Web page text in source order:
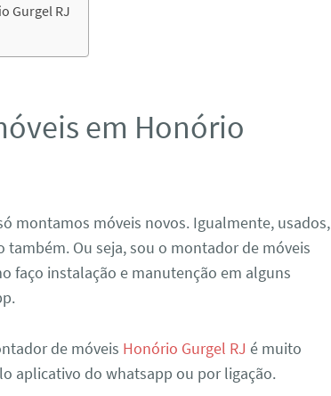
Gurgel RJ
em Honório
montamos móveis novos. Igualmente, usados,
também. Ou seja, sou o montador de móveis
faço instalação e manutenção em alguns
de móveis Honório Gurgel RJ é muito
aplicativo do whatsapp ou por ligação.